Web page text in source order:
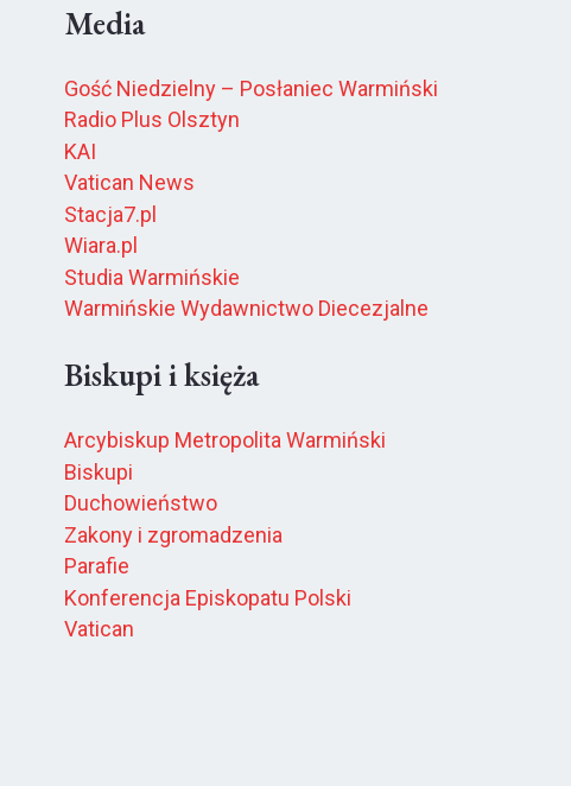
Media
Gość Niedzielny – Posłaniec Warmiński
Radio Plus Olsztyn
KAI
Vatican News
Stacja7.pl
Wiara.pl
Studia Warmińskie
Warmińskie Wydawnictwo Diecezjalne
Biskupi i księża
Arcybiskup Metropolita Warmiński
Biskupi
Duchowieństwo
Zakony i zgromadzenia
Parafie
Konferencja Episkopatu Polski
Vatican